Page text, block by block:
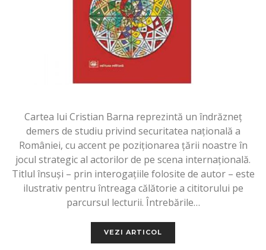
Cartea lui Cristian Barna reprezintă un îndrăzneţ
demers de studiu privind securitatea naţională a
României, cu accent pe poziţionarea ţării noastre în
jocul strategic al actorilor de pe scena internaţională.
Titlul însuși – prin interogațiile folosite de autor – este
ilustrativ pentru întreaga călătorie a cititorului pe
parcursul lecturii. Întrebările…
VEZI ARTICOL